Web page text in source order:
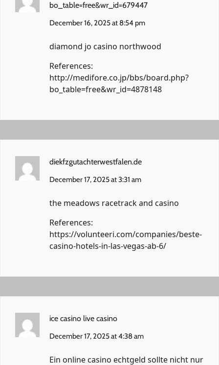
bo_table=free&wr_id=679447
December 16, 2025 at 8:54 pm
diamond jo casino northwood
References:
http://medifore.co.jp/bbs/board.php?
bo_table=free&wr_id=4878148
diekfzgutachterwestfalen.de
December 17, 2025 at 3:31 am
the meadows racetrack and casino
References:
https://volunteeri.com/companies/beste-
casino-hotels-in-las-vegas-ab-6/
ice casino live casino
December 17, 2025 at 4:38 am
Ein online casino echtgeld sollte nicht nur